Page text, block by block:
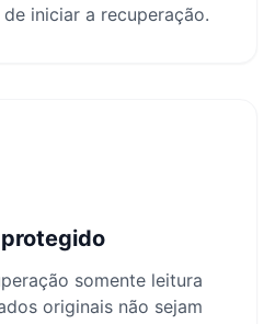
iniciar a recuperação.
somente leitura
originais não sejam